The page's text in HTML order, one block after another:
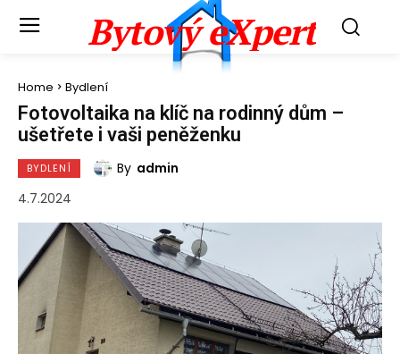
Bytový eXpert
Home Bydlení
Fotovoltaika na klíč na rodinný dům –
ušetřete i vaši peněženku
BYDLENÍ By admin
4.7.2024